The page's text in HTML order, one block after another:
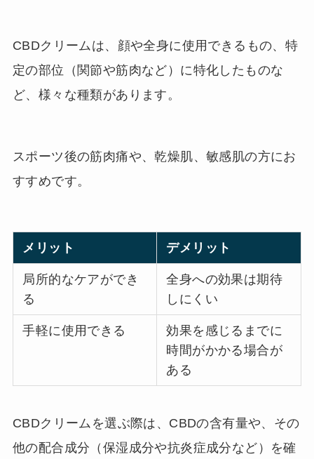
CBDクリームは、顔や全身に使用できるもの、特
定の部位（関節や筋肉など）に特化したものな
ど、様々な種類があります。
スポーツ後の筋肉痛や、乾燥肌、敏感肌の方にお
すすめです。
メリット デメリット
局所的なケアができ
る
全身への効果は期待
しにくい
手軽に使用できる
効果を感じるまでに
時間がかかる場合が
ある
CBDクリームを選ぶ際は、CBDの含有量や、その
他の配合成分（保湿成分や抗炎症成分など）を確